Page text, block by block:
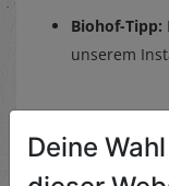
Biohof-Tipp:
unserem
Deine